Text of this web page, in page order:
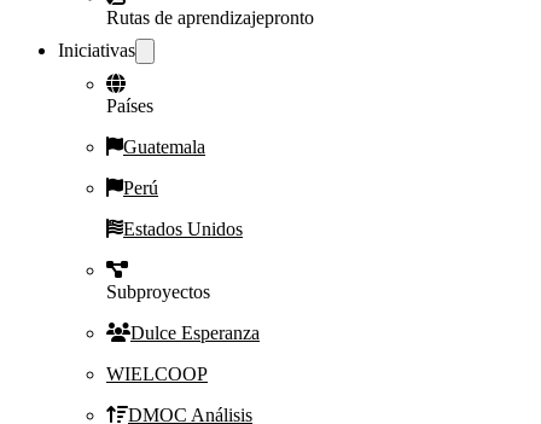
Rutas de aprendizajepronto
Iniciativas
Países
Guatemala
Perú
Estados Unidos
Subproyectos
Dulce Esperanza
WIELCOOP
DMOC Análisis